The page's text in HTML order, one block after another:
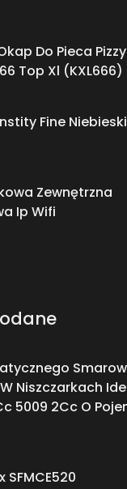
Do Pieca Pizzy
Top Xl (KXL666)
Fine
Zewnętrzna
Ip Wifi
Niszczarkach
5009 2Cc O
SFMCE520